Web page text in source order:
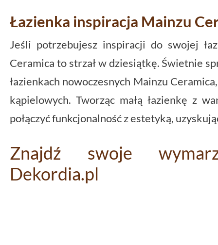
Łazienka inspiracja Mainzu
Jeśli potrzebujesz inspiracji do swojej
Ceramica to strzał w dziesiątkę. Świetnie
łazienkach nowoczesnych Mainzu
kąpielowych. Tworząc małą łazienkę z
połączyć funkcjonalność z estetyką,
Znajdź swoje
Dekordia.pl